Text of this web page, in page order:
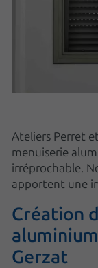
Ateliers Perret
menuiserie
irréprochable.
apportent une
Création
Gerzat